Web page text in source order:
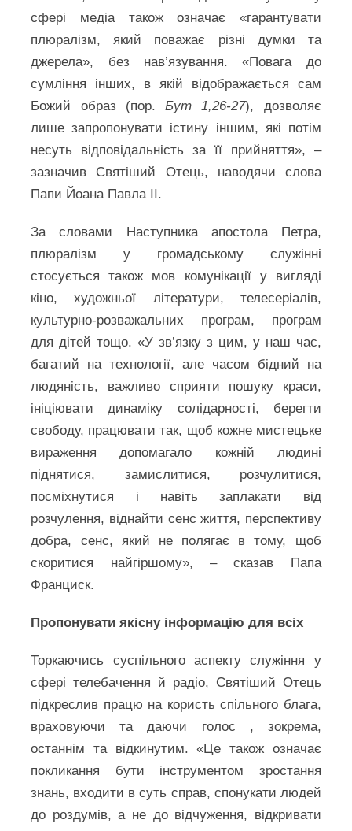
сфері медіа також означає «гарантувати
плюралізм, який поважає різні думки та
джерела», без нав’язування. «Повага до
сумління інших, в якій відображається сам
Божий образ (пор.Бут 1,26-27), дозволяє
лише запропонувати істину іншим, які потім
несуть відповідальність за її прийняття», –
зазначив Святіший Отець, наводячи слова
Папи Йоана Павла ІІ.
За словами Наступника апостола Петра,
плюралізм у громадському служінні
стосується також мов комунікації у вигляді
кіно, художньої літератури, телесеріалів,
культурно-розважальних програм, програм
для дітей тощо. «У зв’язку з цим, у наш час,
багатий на технології, але часом бідний на
людяність, важливо сприяти пошуку краси,
ініціювати динаміку солідарності, берегти
свободу, працювати так, щоб кожне мистецьке
вираження допомагало кожній людині
піднятися, замислитися, розчулитися,
посміхнутися і навіть заплакати від
розчулення, віднайти сенс життя, перспективу
добра, сенс, який не полягає в тому, щоб
скоритися найгіршому», – сказав Папа
Франциск.
Пропонувати якісну інформацію для всіх
Торкаючись суспільного аспекту служіння у
сфері телебачення й радіо, Святіший Отець
підкреслив працю на користь спільного блага,
враховуючи та даючи голос , зокрема,
останнім та відкинутим. «Це також означає
покликання бути інструментом зростання
знань, входити в суть справ, спонукати людей
до роздумів, а не до відчуження, відкривати